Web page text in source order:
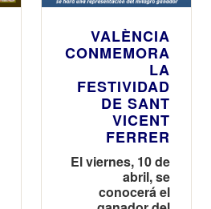
VALÈNCIA
CONMEMORA
LA
FESTIVIDAD
DE SANT
VICENT
FERRER
El viernes, 10 de
abril, se
conocerá el